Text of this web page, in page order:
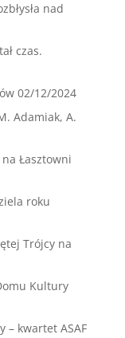
nad
czas.
02/12/2024
Adamiak, A.
Łasztowni
roku
Trójcy na
Kultury
– kwartet ASAF